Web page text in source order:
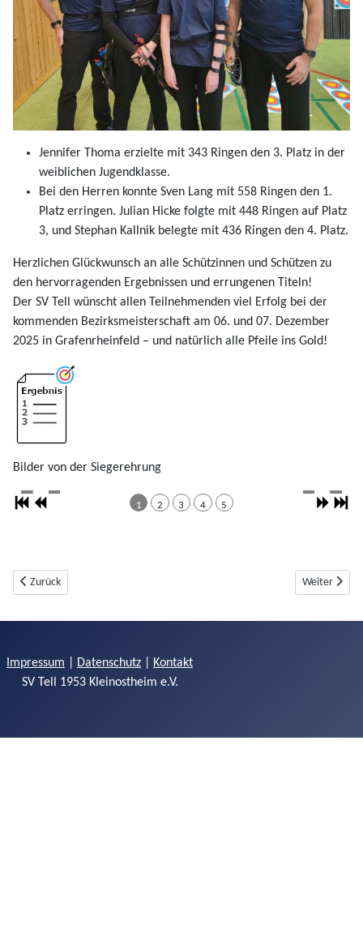
Jennifer Thoma erzielte mit 343 Ringen den 3. Platz in der
weiblichen Jugendklasse.
Bei den Herren konnte Sven Lang mit 558 Ringen den 1.
Platz erringen. Julian Hicke folgte mit 448 Ringen auf Platz
3, und Stephan Kallnik belegte mit 436 Ringen den 4. Platz.
Herzlichen Glückwunsch an alle Schützinnen und Schützen zu
den hervorragenden Ergebnissen und errungenen Titeln!
Der SV Tell wünscht allen Teilnehmenden viel Erfolg bei der
kommenden Bezirksmeisterschaft am 06. und 07. Dezember
2025 in Grafenrheinfeld – und natürlich alle Pfeile ins Gold!
Bilder von der Siegerehrung
1 2 3 4 5
Vorheriger Beitrag: 2026 BM WA Halle
Zurück Nächster
Weiter
Impressum Datenschutz
Kontakt
SV Tell 1953 Kleinostheim e.V.